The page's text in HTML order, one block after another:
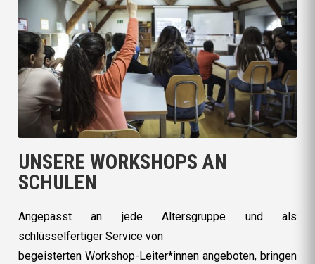
UNSERE WORKSHOPS AN
SCHULEN
Angepasst an jede Altersgruppe und als
schlüsselfertiger Service von
begeisterten Workshop-Leiter*innen angeboten, bringen